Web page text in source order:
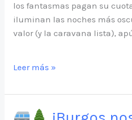
los fantasmas pagan su
iluminan las noches más
valor (y la caravana lista),
Acampada
Halloween
Leer más »